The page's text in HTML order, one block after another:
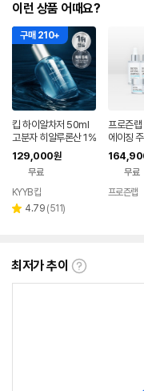
이런 상품 어때요?
구매 210+
킵 하이알차저 50ml
고분자 히알루론산 1%
(속피부충전/수분/보
습)
129,000원
무료
페이
KYYB 킵
별 4.79 리
(511)
프로즌랩
에이징
정기획
무료
프로즌랩
최저가 추이
최